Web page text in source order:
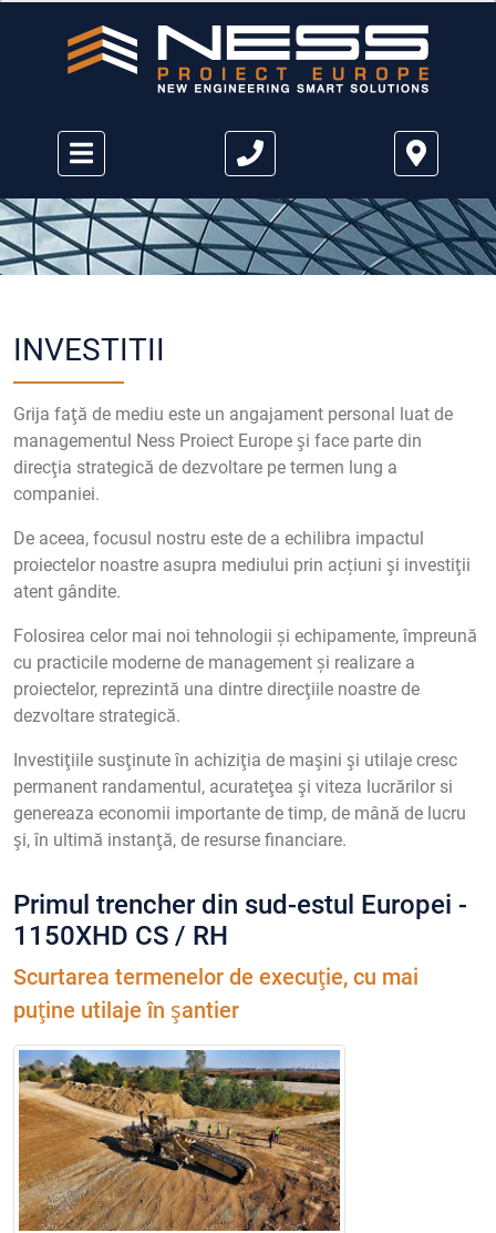
INVESTITII
Grija faţă de mediu este un angajament personal luat de
managementul Ness Proiect Europe şi face parte din
direcţia strategică de dezvoltare pe termen lung a
companiei.
De aceea, focusul nostru este de a echilibra impactul
proiectelor noastre asupra mediului prin acțiuni şi investiţii
atent gândite.
Folosirea celor mai noi tehnologii și echipamente, împreună
cu practicile moderne de management și realizare a
proiectelor, reprezintă una dintre direcţiile noastre de
dezvoltare strategică.
Investiţiile susţinute în achiziţia de maşini şi utilaje cresc
permanent randamentul, acurateţea şi viteza lucrărilor si
genereaza economii importante de timp, de mână de lucru
şi, în ultimă instanţă, de resurse financiare.
Primul trencher din sud-estul Europei -
1150XHD CS / RH
Scurtarea termenelor de execuţie, cu mai
puţine utilaje în şantier